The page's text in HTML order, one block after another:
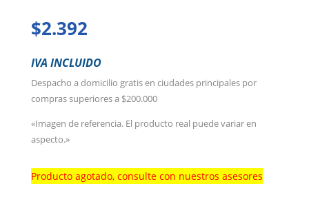
$2.392
IVA INCLUIDO
Despacho a domicilio gratis en ciudades principales por
compras superiores a $200.000
«Imagen de referencia. El producto real puede variar en
aspecto.»
Producto agotado, consulte con nuestros asesores